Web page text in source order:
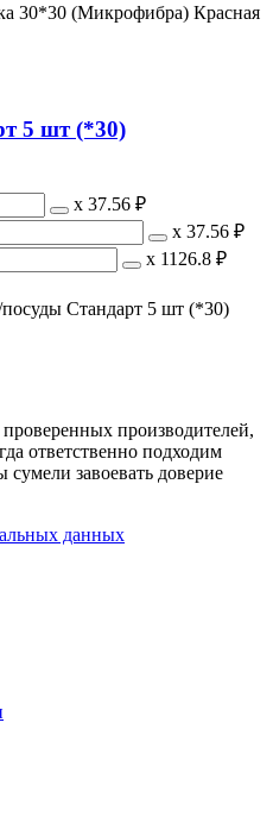
30*30 (Микрофибра) Красная
5 шт (*30)
х 37.56 ₽
х 37.56 ₽
х 1126.8 ₽
посуды Стандарт 5 шт (*30)
производителей,
ответственно подходим
завоевать доверие
данных